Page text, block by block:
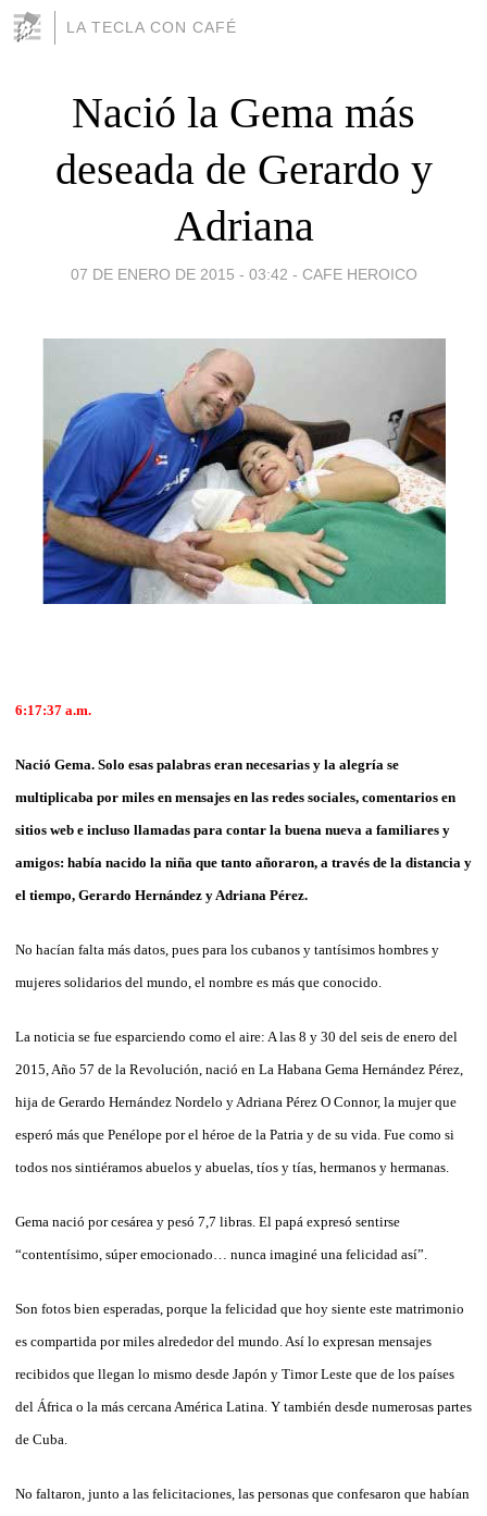
LA TECLA CON CAFÉ
Nació la Gema más
deseada de Gerardo y
Adriana
07 DE ENERO DE 2015 - 03:42 - CAFE HEROICO
6:17:37 a.m.
Nació Gema. Solo esas palabras eran necesarias y la alegría se
multiplicaba por miles en mensajes en las redes sociales, comentarios en
sitios web e incluso llamadas para contar la buena nueva a familiares y
amigos: había nacido la niña que tanto añoraron, a través de la distancia y
el tiempo, Gerardo Hernández y Adriana Pérez.
No hacían falta más datos, pues para los cubanos y tantísimos hombres y
mujeres solidarios del mundo, el nombre es más que conocido.
La noticia se fue esparciendo como el aire: A las 8 y 30 del seis de enero del
2015, Año 57 de la Revolución, nació en La Habana Gema Hernández Pérez,
hija de Gerardo Hernández Nordelo y Adriana Pérez O Connor, la mujer que
esperó más que Penélope por el héroe de la Patria y de su vida. Fue como si
todos nos sintiéramos abuelos y abuelas, tíos y tías, hermanos y hermanas.
Gema nació por cesárea y pesó 7,7 libras. El papá expresó sentirse
“contentísimo, súper emocionado… nunca imaginé una felicidad así”.
Son fotos bien esperadas, porque la felicidad que hoy siente este matrimonio
es compartida por miles alrededor del mundo. Así lo expresan mensajes
recibidos que llegan lo mismo desde Japón y Timor Leste que de los países
del África o la más cercana América Latina. Y también desde numerosas partes
de Cuba.
No faltaron, junto a las felicitaciones, las personas que confesaron que habían